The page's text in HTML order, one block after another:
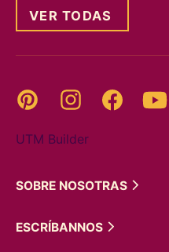
VER TODAS
Pinterest Instagram
UTM Builder
SOBRE NOSOTRAS
ESCRÍBANNOS